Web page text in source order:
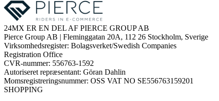
24MX ER EN DEL AF PIERCE GROUP AB
Pierce Group AB | Fleminggatan 20A, 112 26 Stockholm, Sverige
Virksomhedsregister: Bolagsverket/Swedish Companies
Registration Office
CVR-nummer: 556763-1592
Autoriseret repræsentant: Göran Dahlin
Momsregistreringsnummer: OSS VAT NO SE556763159201
SHOPPING